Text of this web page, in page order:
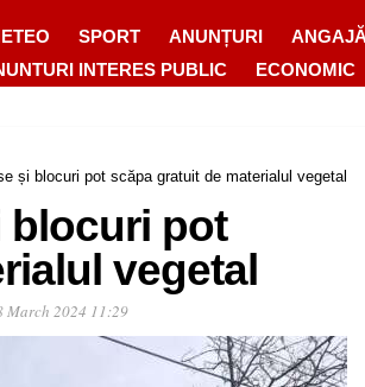
SPORT ANUNȚURI
INTERES PUBLIC ECONOMIC
și blocuri pot scăpa gratuit de materialul vegetal
blocuri pot
vegetal
March 2024 11:29